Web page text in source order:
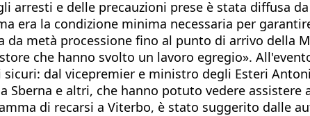
arresti e delle precauzioni prese è stata diffusa
era la condizione minima necessaria per
da metà processione fino al punto di arrivo della
che hanno svolto un lavoro egregio».
dal vicepremier e ministro degli Esteri
Sberna e altri, che hanno potuto vedere
di recarsi a Viterbo, è stato suggerito dalle